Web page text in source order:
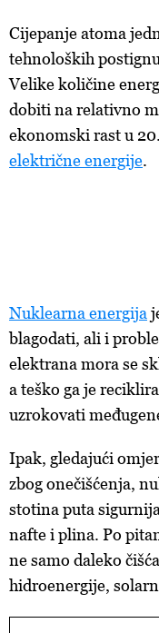
Cijepanje atoma
tehnoloških
Velike količine
dobiti na relativno
ekonomski rast u
električne energije.
Nuklearna energija
blagodati, ali i
elektrana mora se
a teško ga je
uzrokovati
Ipak, gledajući
zbog onečišćenja,
stotina puta
nafte i plina. Po
ne samo daleko
hidroenergije,